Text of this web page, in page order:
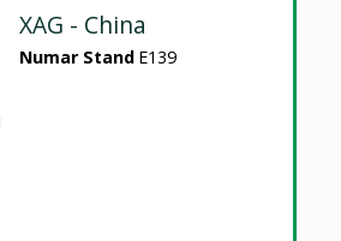
XAG - China
Numar Stand E139